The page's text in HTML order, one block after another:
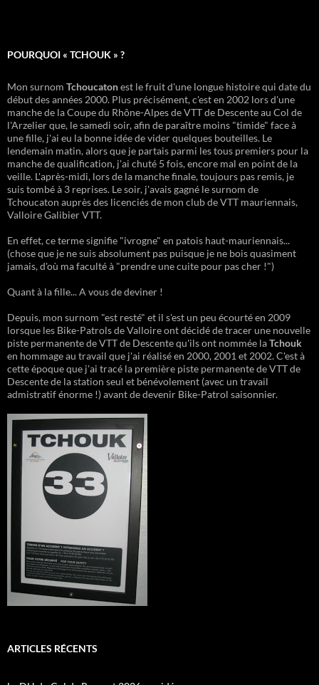
POURQUOI « TCHOUK » ?
Mon surnom Tchoucatonest le fruit d'une longue histoire qui date du
début des années 2000. Plus précisément, c'est en 2002 lors d'une
manche de la Coupe du Rhône-Alpes de VTT de Descente au Col de
l'Arzelier que, le samedi soir, afin de paraître moins "timide" face à
une fille, j'ai eu la bonne idée de vider quelques bouteilles. Le
lendemain matin, alors que je partais parmi les tous premiers pour la
manche de qualification, j'ai chuté 5 fois, encore mal en point de la
veille. L'après-midi, lors de la manche finale, toujours pas remis, je
suis tombé à 3 reprises. Le soir, j'avais gagné le surnom de
Tchoucaton auprès des licenciés de mon club de VTT mauriennais,
Valloire Galibier VTT.
En effet, ce terme signifie "ivrogne" en patois haut-mauriennais...
(chose que je ne suis absolument pas puisque je ne bois quasiment
jamais, d'où ma faculté à "prendre une cuite pour pas cher !")
Quant à la fille... A vous de deviner !
Depuis, mon surnom "est resté" et il s'est un peu écourté en 2009
lorsque les Bike-Patrols de Valloire ont décidé de tracer une nouvelle
piste permanente de VTT de Descente qu'ils ont nommée laTchouk
en hommage au travail que j'ai réalisé en 2000, 2001 et 2002. C'est à
cette époque que j'ai tracé la première piste permanente de VTT de
Descente de la station seul et bénévolement (avec un travail
admistratif énorme !) avant de devenir Bike-Patrol saisonnier.
ARTICLES RÉCENTS